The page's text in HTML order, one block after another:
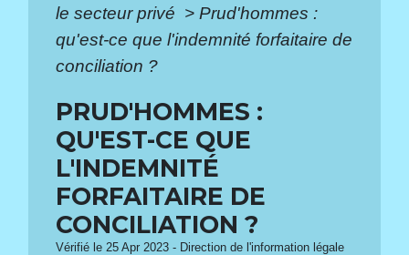
le secteur privé > Prud'hommes :
qu'est-ce que l'indemnité forfaitaire de
conciliation ?
PRUD'HOMMES :
QU'EST-CE QUE
L'INDEMNITÉ
FORFAITAIRE DE
CONCILIATION ?
Vérifié le 25 Apr 2023 - Direction de l'information légale